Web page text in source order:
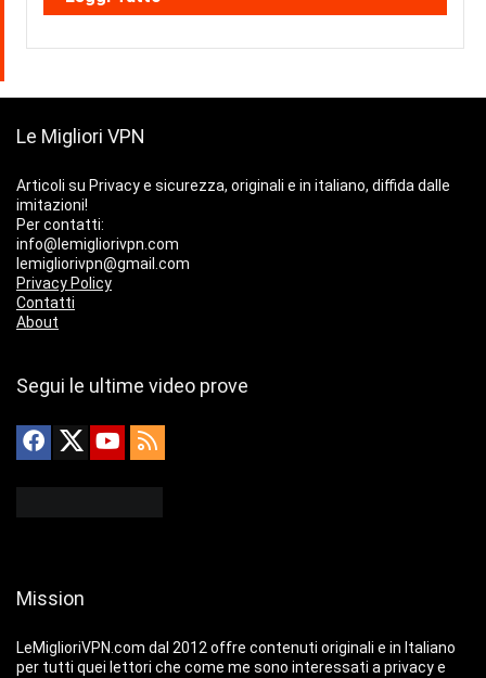
Le Migliori VPN
Articoli su Privacy e sicurezza, originali e in italiano, diffida dalle
imitazioni!
Per contatti:
info@lemigliorivpn.com
lemigliorivpn@gmail.com
Privacy Policy
Contatti
About
Segui le ultime video prove
Mission
LeMiglioriVPN.com dal 2012 offre contenuti originali e in Italiano
per tutti quei lettori che come me sono interessati a privacy e